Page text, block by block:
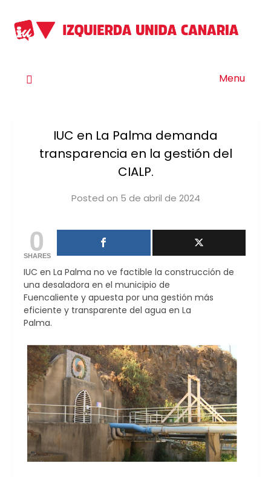
Menu
IUC en La Palma demanda
transparencia en la gestión del
CIALP.
Posted on 5 de abril de 2024
0
SHARES
IUC en La Palma no ve factible la construcción de
una desaladora en el municipio de
Fuencaliente y apuesta por una gestión más
eficiente y transparente del agua en La
Palma.